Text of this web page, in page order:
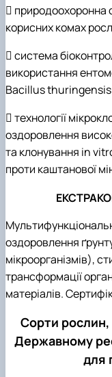
 природоохоронна
корисних комах
 система
використання
Bacillus thuringensis
 технології
оздоровлення
та клонування in
проти каштанової
оздоровлення
мікроорганізмів),
трансформації
матеріалів.
Сорти рослин,
Державному
для